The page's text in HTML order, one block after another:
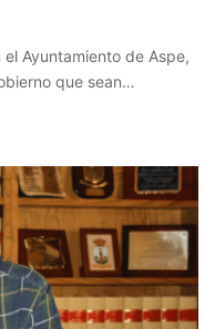
Ayuntamiento de Aspe,
que sean…